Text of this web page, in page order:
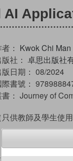
AI
： Kwok Chi Man
社： 卓思出版社
日期： 08/2024
書號：
： Journey of
只供教師及學生使用
試閲